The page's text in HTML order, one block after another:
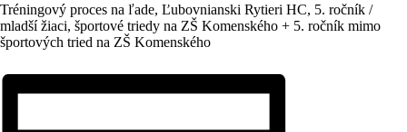
Tréningový proces na ľade, Ľubovnianski Rytieri HC, 5. ročník /
mladší žiaci, športové triedy na ZŠ Komenského + 5. ročník mimo
športových tried na ZŠ Komenského